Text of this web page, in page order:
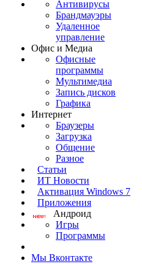
Антивирусы
Брандмауэры
Удаленное
управление
Офис и Медиа
Офисные
программы
Мультимедиа
Запись дисков
Графика
Интернет
Браузеры
Загрузка
Общение
Разное
Статьи
ИТ Новости
Активация Windows 7
Приложения
Андроид
Игры
Программы
Мы Вконтакте